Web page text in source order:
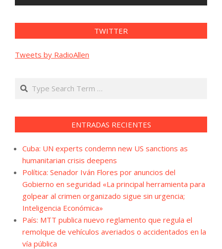
TWITTER
Tweets by RadioAllen
Search
ENTRADAS RECIENTES
Cuba: UN experts condemn new US sanctions as
humanitarian crisis deepens
Política: Senador Iván Flores por anuncios del
Gobierno en seguridad «La principal herramienta para
golpear al crimen organizado sigue sin urgencia;
Inteligencia Económica»
País: MTT publica nuevo reglamento que regula el
remolque de vehículos averiados o accidentados en la
vía pública